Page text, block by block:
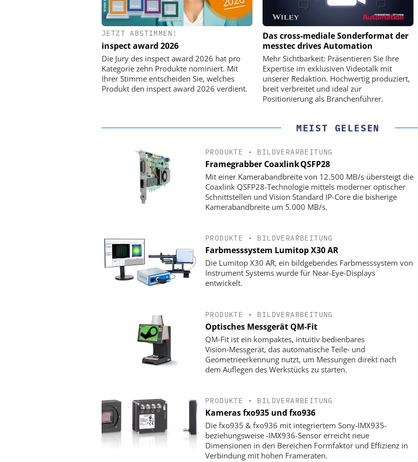
JETZT ABSTIMMEN!
inspect award 2026
Die Jury des inspect award 2026 hat pro
Kategorie zehn Produkte nominiert. Mit
Ihrer Stimme entscheiden Sie, welches
Produkt den inspect award 2026 verdient.
Das cross-mediale Sonderformat der
messtec drives Automation
Mehr Sichtbarkeit: Präsentieren Sie Ihre
Expertise im exklusiven Videotalk mit
unserer Redaktion. Hochwertig produziert,
breit verbreitet und ideal zur
Positionierung als Branchenführer.
PHYSIK INSTRUMENTE (PI) SE &
Optische Laserlinks für LEO-
Satelliten: Blitzschnelle Präzision mit
PI-Kippspiegeln!
PHYSIK INSTRUMENTE (PI) SE &
CO. KG
Optische Laserlinks für LEO-
Satelliten: Blitzschnelle Präzision mit
PI-Kippspiegeln!
MEIST GELESEN
PRODUKTE • BILDVERARBEITUNG
Framegrabber Coaxlink QSFP28
Mit einer Kamerabandbreite von 12.500 MB/s übersteigt die
Coaxlink QSFP28-Technologie mittels moderner optischer
Schnittstellen und Vision Standard IP-Core die bisherige
Kamerabandbreite um 5.000 MB/s.
PRODUKTE • BILDVERARBEITUNG
Farbmesssystem Lumitop X30 AR
Die Lumitop X30 AR, ein bildgebendes Farbmesssystem von
Instrument Systems wurde für Near-Eye-Displays
entwickelt.
PRODUKTE • BILDVERARBEITUNG
Optisches Messgerät QM-Fit
QM‑Fit ist ein kompaktes, intuitiv bedienbares
Vision‑Messgerät, das automatische Teile‑ und
Geometrieerkennung nutzt, um Messungen direkt nach
dem Auflegen des Werkstücks zu starten.
PRODUKTE • BILDVERARBEITUNG
Kameras fxo935 und fxo936
Die fxo935 & fxo936 mit integriertem Sony-IMX935-
beziehungsweise -IMX936-Sensor erreicht neue
Dimensionen in den Bereichen Formfaktor und Effizienz in
Verbindung mit hohen Frameraten.